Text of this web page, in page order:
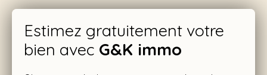
Estimez gratuitement votre
bien avec G&K immo